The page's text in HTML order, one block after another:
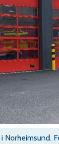
Norheimsund.